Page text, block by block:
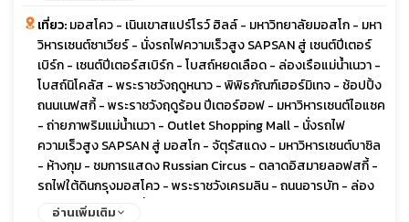
เที่ยว:มอสโคว - เนินเขาสแปร์โรว์ ฮิลล์ - มหาวิทยาลัยมอสโก - มหา
วิหารเซนต์ซาเวียร์ - นั่งรถไฟความเร็วสูง SAPSAN สู่ เซนต์ปีเตอร์
เบิร์ก - เซนต์ปีเตอร์สเบิร์ก - โบสถ์หยดเลือด - ล่องเรือแม่น้ำเนวา -
โบสถ์นิโคลัส - พระราชวังฤดูหนาว - พิพิธภัณฑ์เฮอร์มิเทจ - ช้อปปิ้ง
ถนนเนฟสกี้ - พระราชวังฤดูร้อน ปีเตอร์ฮอฟ - มหาวิหารเซนต์ไอแซค
- ถ่ายภาพริมแม่น้ำเนวา - Outlet Shopping Mall - นั่งรถไฟ
ความเร็วสูง SAPSAN สู่ มอสโก - จัตุรัสแดง - มหาวิหารเซนต์บาซิล
- ห้างกุม - ชมการแสดง Russian Circus - ตลาดอิสมายลอฟสกี้ -
รถไฟใต้ดินกรุงมอสโคว - พระราชวังเครมลิน - ถนนอารบัท - ล่อง
เรือชมทัศนียภาพแม่น้ำมอสควา
อ่านเพิ่มเติม